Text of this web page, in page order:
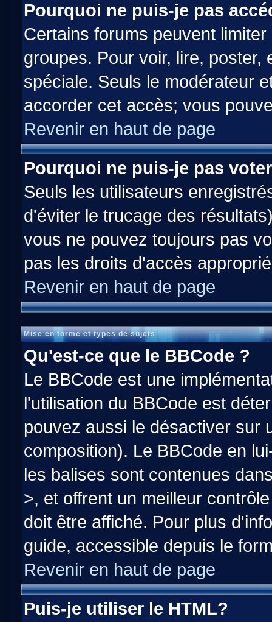
Pourquoi ne puis-je pas
Certains forums peuvent
groupes. Pour voir, lire,
spéciale. Seuls le modérateur
accorder cet accès; vous
Revenir en haut de page
Pourquoi ne puis-je pas
Seuls les utilisateurs
d'éviter le trucage des
vous ne pouvez toujours pas
pas les droits d'accès
Revenir en haut de page
Mise en forme et types de sujets
Qu'est-ce que le BBCode ?
Le BBCode est une
l'utilisation du BBCode est
pouvez aussi le désactiver sur
composition). Le BBCode en
les balises sont contenues
>, et offrent un meilleur
doit être affiché. Pour plus
guide, accessible depuis le
Revenir en haut de page
Puis-je utiliser le HTML?